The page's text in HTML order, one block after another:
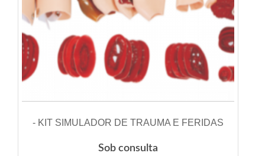
VER DETALHES
- KIT SIMULADOR DE TRAUMA E FERIDAS
Sob consulta